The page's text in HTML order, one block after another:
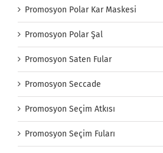
Promosyon Polar Kar Maskesi
Promosyon Polar Şal
Promosyon Saten Fular
Promosyon Seccade
Promosyon Seçim Atkısı
Promosyon Seçim Fuları